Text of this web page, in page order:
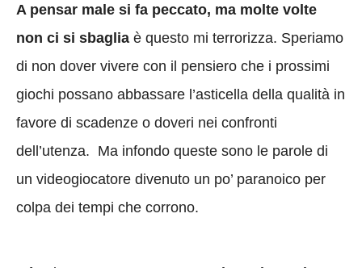
A pensar male si fa peccato, ma molte volte
non ci si sbaglia è questo mi terrorizza. Speriamo
di non dover vivere con il pensiero che i prossimi
giochi possano abbassare l’asticella della qualità in
favore di scadenze o doveri nei confronti
dell’utenza. Ma infondo queste sono le parole di
un videogiocatore divenuto un po’ paranoico per
colpa dei tempi che corrono.